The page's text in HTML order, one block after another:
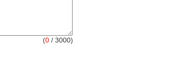
(0 / 3000)